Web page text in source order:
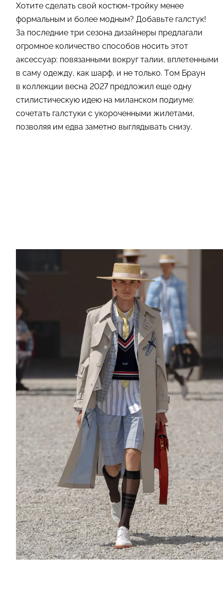
Хотите сделать свой костюм-тройку менее
формальным и более модным? Добавьте галстук!
За последние три сезона дизайнеры предлагали
огромное количество способов носить этот
аксессуар: повязанными вокруг талии, вплетенными
в саму одежду, как шарф, и не только. Том Браун
в коллекции весна 2027 предложил еще одну
стилистическую идею на миланском подиуме:
сочетать галстуки с укороченными жилетами,
позволяя им едва заметно выглядывать снизу.